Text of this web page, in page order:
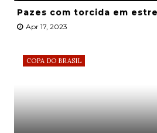
Pazes com torcida em
Apr 17, 2023
COPA DO BRASIL